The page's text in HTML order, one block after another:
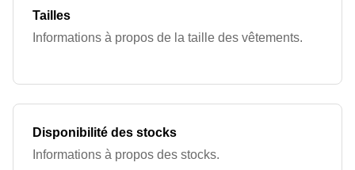
Tailles
Informations à propos de la taille des vêtements.
Disponibilité des stocks
Informations à propos des stocks.